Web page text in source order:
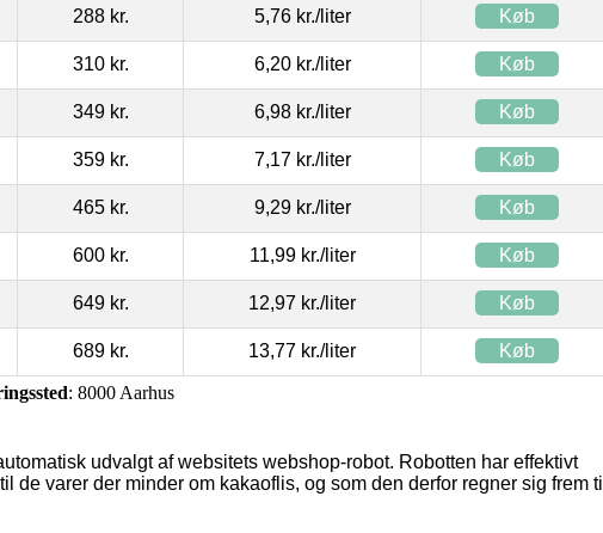
288 kr. 5,76 kr./liter Køb
310 kr. 6,20 kr./liter Køb
349 kr. 6,98 kr./liter Køb
359 kr. 7,17 kr./liter Køb
465 kr. 9,29 kr./liter Køb
600 kr. 11,99 kr./liter Køb
649 kr. 12,97 kr./liter Køb
689 kr. 13,77 kr./liter Køb
: 8000 Aarhus
udvalgt af websitets webshop-robot. Robotten har effektivt
de varer der minder om kakaoflis, og som den derfor regner sig frem til